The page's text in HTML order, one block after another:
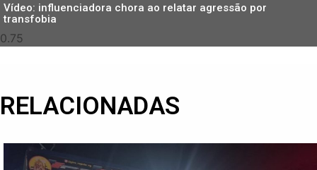
Vídeo: influenciadora chora ao relatar agressão por
transfobia
RELACIONADAS